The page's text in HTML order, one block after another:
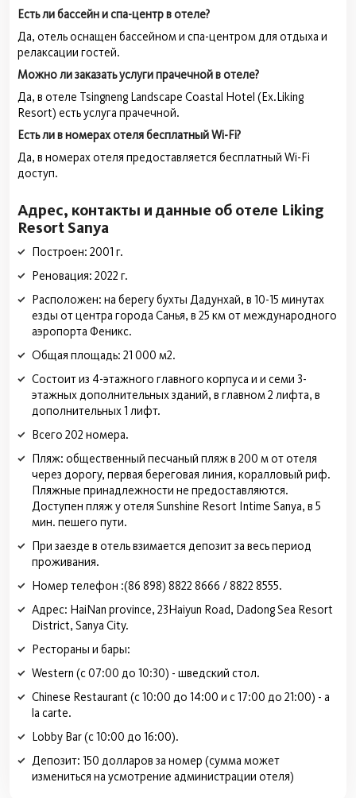
Есть ли бассейн и спа-центр в отеле?
Да, отель оснащен бассейном и спа-центром для отдыха и
релаксации гостей.
Можно ли заказать услуги прачечной в отеле?
Да, в отеле Tsingneng Landscape Coastal Hotel (Ex.Liking
Resort) есть услуга прачечной.
Есть ли в номерах отеля бесплатный Wi-Fi?
Да, в номерах отеля предоставляется бесплатный Wi-Fi
доступ.
Адрес, контакты и данные об отеле Liking
Resort Sanya
Построен: 2001 г.
Реновация: 2022 г.
Расположен: на берегу бухты Дадунхай, в 10-15 минутах
езды от центра города Санья, в 25 км от международного
аэропорта Феникс.
Общая площадь: 21 000 м2.
Состоит из 4-этажного главного корпуса и и семи 3-
этажных дополнительных зданий, в главном 2 лифта, в
дополнительных 1 лифт.
Всего 202 номера.
Пляж: общественный песчаный пляж в 200 м от отеля
через дорогу, первая береговая линия, коралловый риф.
Пляжные принадлежности не предоставляются.
Доступен пляж у отеля Sunshine Resort Intime Sanya, в 5
мин. пешего пути.
При заезде в отель взимается депозит за весь период
проживания.
Номер телефон :(86 898) 8822 8666 / 8822 8555.
Адрес: HaiNan province, 23Haiyun Road, Dadong Sea Resort
District, Sanya City.
Рестораны и бары:
Western (с 07:00 до 10:30) - шведский стол.
Chinese Restaurant (с 10:00 до 14:00 и с 17:00 до 21:00) - a
la carte.
Lobby Bar (с 10:00 до 16:00).
Депозит: 150 долларов за номер (сумма может
измениться на усмотрение администрации отеля)